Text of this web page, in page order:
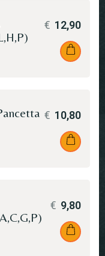
€ 12,90
€ 10,80
€ 9,80